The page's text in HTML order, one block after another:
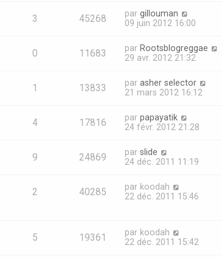
3 45268 par gillouman
09 juin 2012 16:00
0 11683 par Rootsblogreggae
29 avr. 2012 21:32
1 13833 par asher selector
21 mars 2012 16:12
4 17816 par papayatik
24 févr. 2012 21:28
9 24869 par slide
24 déc. 2011 11:19
2 40285 par koodah
22 déc. 2011 15:46
5 19361 par koodah
22 déc. 2011 15:42